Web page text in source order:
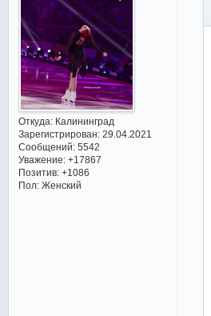
Откуда:Калининград
Зарегистрирован: 29.04.2021
Сообщений:5542
Уважение: +17867
Позитив: +1086
Пол:Женский